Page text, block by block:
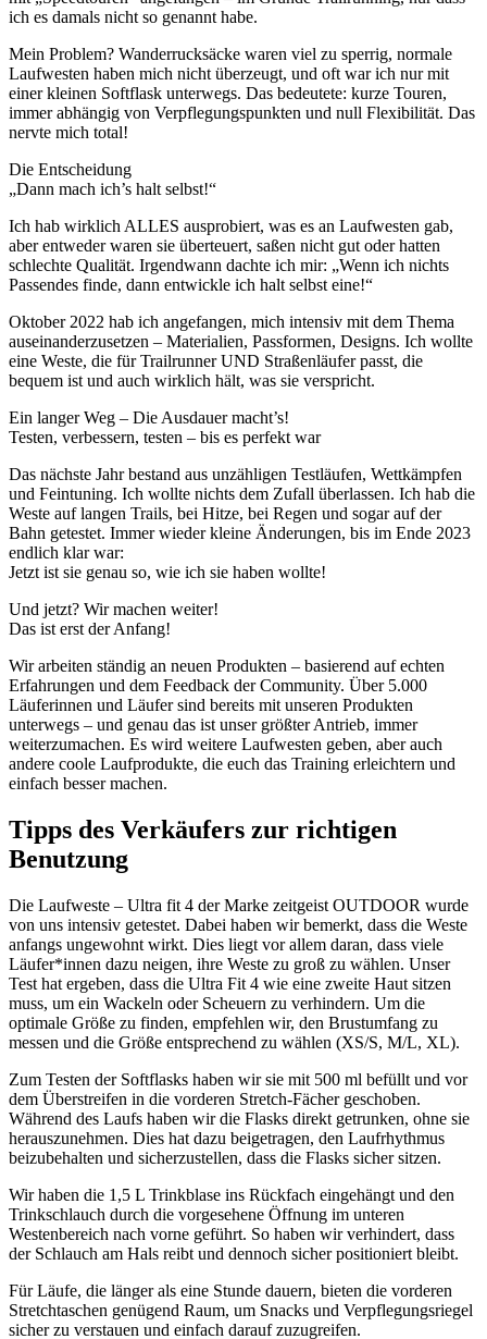
ich es damals nicht so genannt habe.
Mein Problem? Wanderrucksäcke waren viel zu sperrig, normale
Laufwesten haben mich nicht überzeugt, und oft war ich nur mit
einer kleinen Softflask unterwegs. Das bedeutete: kurze Touren,
immer abhängig von Verpflegungspunkten und null Flexibilität. Das
nervte mich total!
Die Entscheidung
„Dann mach ich’s halt selbst!“
Ich hab wirklich ALLES ausprobiert, was es an Laufwesten gab,
aber entweder waren sie überteuert, saßen nicht gut oder hatten
schlechte Qualität. Irgendwann dachte ich mir: „Wenn ich nichts
Passendes finde, dann entwickle ich halt selbst eine!“
Oktober 2022 hab ich angefangen, mich intensiv mit dem Thema
auseinanderzusetzen – Materialien, Passformen, Designs. Ich wollte
eine Weste, die für Trailrunner UND Straßenläufer passt, die
bequem ist und auch wirklich hält, was sie verspricht.
Ein langer Weg – Die Ausdauer macht’s!
Testen, verbessern, testen – bis es perfekt war
Das nächste Jahr bestand aus unzähligen Testläufen, Wettkämpfen
und Feintuning. Ich wollte nichts dem Zufall überlassen. Ich hab die
Weste auf langen Trails, bei Hitze, bei Regen und sogar auf der
Bahn getestet. Immer wieder kleine Änderungen, bis im Ende 2023
endlich klar war:
Jetzt ist sie genau so, wie ich sie haben wollte!
Und jetzt? Wir machen weiter!
Das ist erst der Anfang!
Wir arbeiten ständig an neuen Produkten – basierend auf echten
Erfahrungen und dem Feedback der Community. Über 5.000
Läuferinnen und Läufer sind bereits mit unseren Produkten
unterwegs – und genau das ist unser größter Antrieb, immer
weiterzumachen. Es wird weitere Laufwesten geben, aber auch
andere coole Laufprodukte, die euch das Training erleichtern und
einfach besser machen.
Tipps des Verkäufers zur richtigen
Benutzung
Die Laufweste – Ultra fit 4 der Marke zeitgeist OUTDOOR wurde
von uns intensiv getestet. Dabei haben wir bemerkt, dass die Weste
anfangs ungewohnt wirkt. Dies liegt vor allem daran, dass viele
Läufer*innen dazu neigen, ihre Weste zu groß zu wählen. Unser
Test hat ergeben, dass die Ultra Fit 4 wie eine zweite Haut sitzen
muss, um ein Wackeln oder Scheuern zu verhindern. Um die
optimale Größe zu finden, empfehlen wir, den Brustumfang zu
messen und die Größe entsprechend zu wählen (XS/S, M/L, XL).
Zum Testen der Softflasks haben wir sie mit 500 ml befüllt und vor
dem Überstreifen in die vorderen Stretch-Fächer geschoben.
Während des Laufs haben wir die Flasks direkt getrunken, ohne sie
herauszunehmen. Dies hat dazu beigetragen, den Laufrhythmus
beizubehalten und sicherzustellen, dass die Flasks sicher sitzen.
Wir haben die 1,5 L Trinkblase ins Rückfach eingehängt und den
Trinkschlauch durch die vorgesehene Öffnung im unteren
Westenbereich nach vorne geführt. So haben wir verhindert, dass
der Schlauch am Hals reibt und dennoch sicher positioniert bleibt.
Für Läufe, die länger als eine Stunde dauern, bieten die vorderen
Stretchtaschen genügend Raum, um Snacks und Verpflegungsriegel
sicher zu verstauen und einfach darauf zuzugreifen.